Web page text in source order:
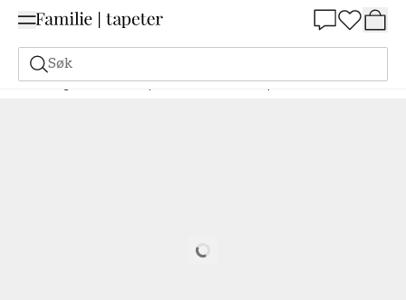
Søk
Maling Bestill basert på NCS Bestill basert på NCS 6030-Y60R
Loading…